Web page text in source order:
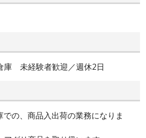
庫 未経験者歓迎／週休2日
での、商品入出荷の業務になりま